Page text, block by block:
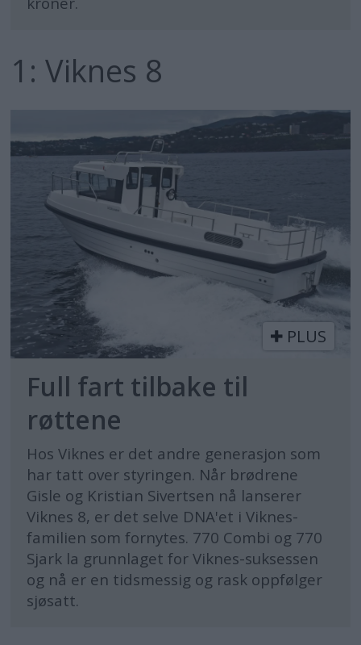
1: Viknes 8
PLUS
Full fart tilbake til
røttene
Hos Viknes er det andre generasjon som
har tatt over styringen. Når brødrene
Gisle og Kristian Sivertsen nå lanserer
Viknes 8, er det selve DNA'et i Viknes-
familien som fornytes. 770 Combi og 770
Sjark la grunnlaget for Viknes-suksessen
og nå er en tidsmessig og rask oppfølger
sjøsatt.